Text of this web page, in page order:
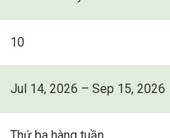
10
Jul 14, 2026 – Sep 15, 2026